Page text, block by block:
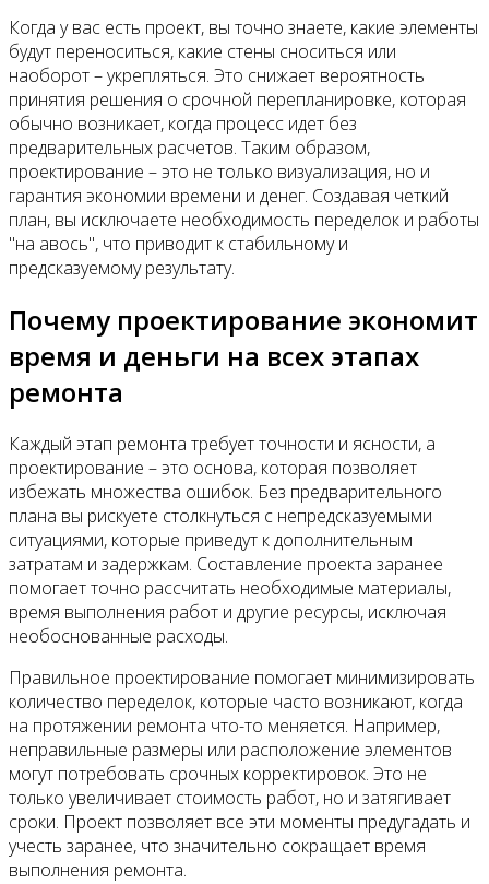
Когда у вас есть проект, вы точно знаете, какие элементы
будут переноситься, какие стены сноситься или
наоборот – укрепляться. Это снижает вероятность
принятия решения о срочной перепланировке, которая
обычно возникает, когда процесс идет без
предварительных расчетов. Таким образом,
проектирование – это не только визуализация, но и
гарантия экономии времени и денег. Создавая четкий
план, вы исключаете необходимость переделок и работы
"на авось", что приводит к стабильному и
предсказуемому результату.
Почему проектирование экономит
время и деньги на всех этапах
ремонта
Каждый этап ремонта требует точности и ясности, а
проектирование – это основа, которая позволяет
избежать множества ошибок. Без предварительного
плана вы рискуете столкнуться с непредсказуемыми
ситуациями, которые приведут к дополнительным
затратам и задержкам. Составление проекта заранее
помогает точно рассчитать необходимые материалы,
время выполнения работ и другие ресурсы, исключая
необоснованные расходы.
Правильное проектирование помогает минимизировать
количество переделок, которые часто возникают, когда
на протяжении ремонта что-то меняется. Например,
неправильные размеры или расположение элементов
могут потребовать срочных корректировок. Это не
только увеличивает стоимость работ, но и затягивает
сроки. Проект позволяет все эти моменты предугадать и
учесть заранее, что значительно сокращает время
выполнения ремонта.